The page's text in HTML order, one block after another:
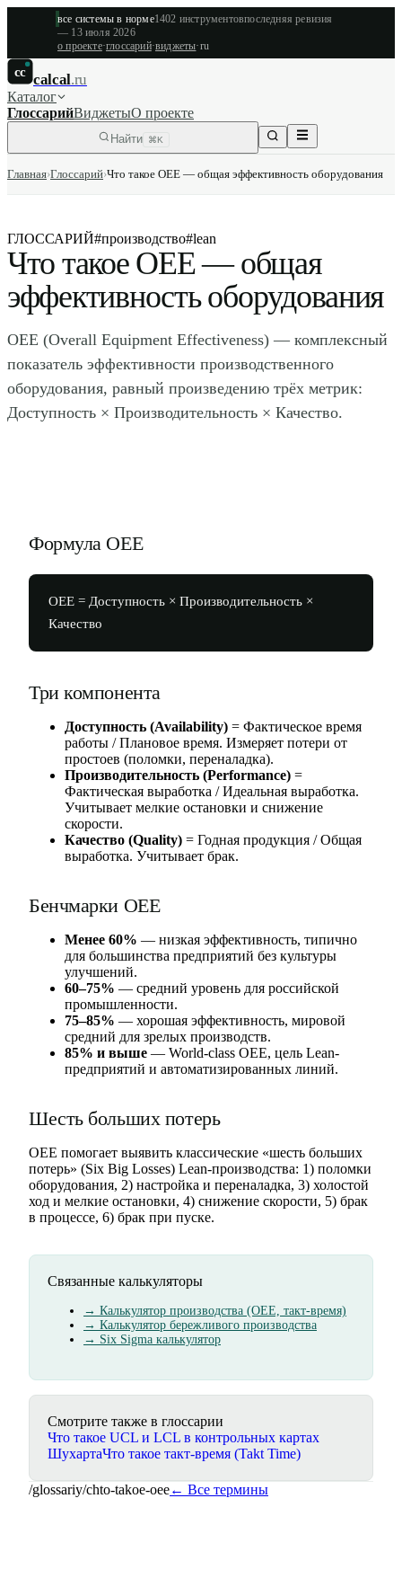
все системы в норме1402 инструментовпоследняя ревизия
— 13 июля 2026
о проекте·глоссарий·виджеты·ru
cc calcal.ru
Каталог
ГлоссарийВиджетыО проекте
Найти ⌘K
Главная›Глоссарий›Что такое OEE — общая эффективность оборудования
ГЛОССАРИЙ#производство#lean
Что такое OEE — общая
эффективность оборудования
OEE (Overall Equipment Effectiveness) — комплексный
показатель эффективности производственного
оборудования, равный произведению трёх метрик:
Доступность × Производительность × Качество.
Формула OEE
OEE = Доступность × Производительность ×
Качество
Три компонента
Доступность (Availability) = Фактическое время
работы / Плановое время. Измеряет потери от
простоев (поломки, переналадка).
Производительность (Performance) =
Фактическая выработка / Идеальная выработка.
Учитывает мелкие остановки и снижение
скорости.
Качество (Quality) = Годная продукция / Общая
выработка. Учитывает брак.
Бенчмарки OEE
Менее 60% — низкая эффективность, типично
для большинства предприятий без культуры
улучшений.
60–75% — средний уровень для российской
промышленности.
75–85% — хорошая эффективность, мировой
средний для зрелых производств.
85% и выше — World-class OEE, цель Lean-
предприятий и автоматизированных линий.
Шесть больших потерь
OEE помогает выявить классические «шесть больших
потерь» (Six Big Losses) Lean-производства: 1) поломки
оборудования, 2) настройка и переналадка, 3) холостой
ход и мелкие остановки, 4) снижение скорости, 5) брак
в процессе, 6) брак при пуске.
Связанные калькуляторы
→ Калькулятор производства (OEE, такт-время)
→ Калькулятор бережливого производства
→ Six Sigma калькулятор
Смотрите также в глоссарии
Что такое UCL и LCL в контрольных картах
ШухартаЧто такое такт-время (Takt Time)
/glossariy/chto-takoe-oee← Все термины